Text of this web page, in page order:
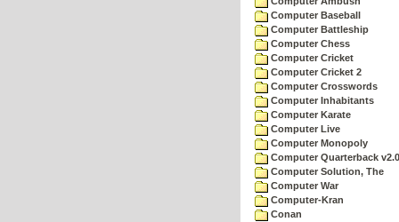
Computer Baseball
Computer Battleship
Computer Chess
Computer Cricket
Computer Cricket 2
Computer Crosswords
Computer Inhabitants
Computer Karate
Computer Live
Computer Monopoly
Computer Quarterback v2.0
Computer Solution, The
Computer War
Computer-Kran
Conan